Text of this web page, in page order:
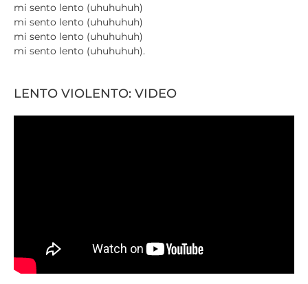
mi sento lento (uhuhuhuh)
mi sento lento (uhuhuhuh)
mi sento lento (uhuhuhuh)
mi sento lento (uhuhuhuh).
LENTO VIOLENTO: VIDEO